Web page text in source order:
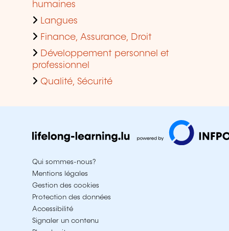
humaines
Langues
Finance, Assurance, Droit
Développement personnel et
professionnel
Qualité, Sécurité
Qui sommes-nous?
Mentions légales
Gestion des cookies
Protection des données
Accessibilité
Signaler un contenu